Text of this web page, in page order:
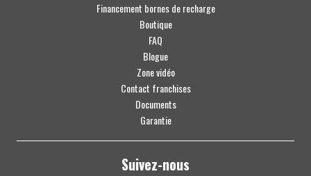
Financement bornes de recharge
Boutique
FAQ
Blogue
Zone vidéo
Contact franchises
Documents
Garantie
Suivez-nous